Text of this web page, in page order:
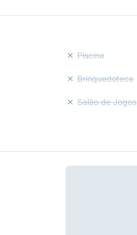
Piscina
Brinquedoteca
Salão de Jogos